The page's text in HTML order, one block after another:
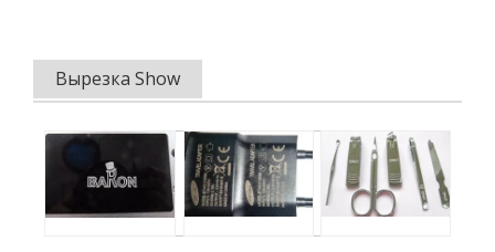
Вырезка Show